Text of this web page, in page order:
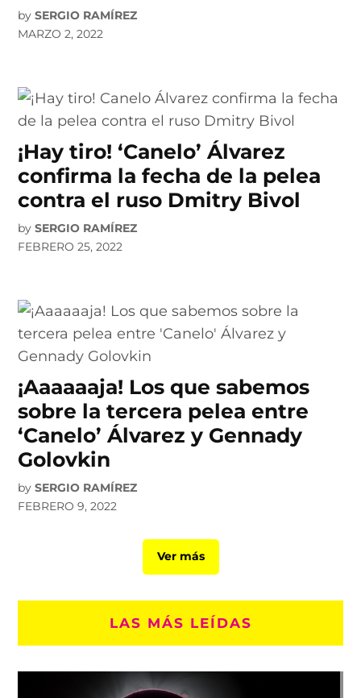
by SERGIO RAMÍREZ
MARZO 2, 2022
¡Hay tiro! ‘Canelo’ Álvarez
confirma la fecha de la pelea
contra el ruso Dmitry Bivol
by SERGIO RAMÍREZ
FEBRERO 25, 2022
¡Aaaaaaja! Los que sabemos
sobre la tercera pelea entre
‘Canelo’ Álvarez y Gennady
Golovkin
by SERGIO RAMÍREZ
FEBRERO 9, 2022
Ver más
LAS MÁS LEÍDAS